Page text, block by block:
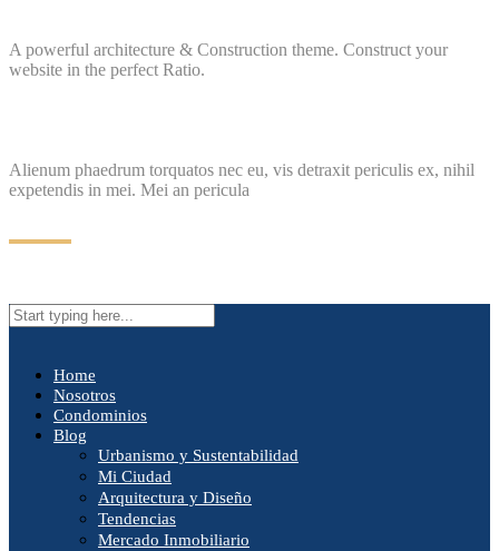
A powerful architecture & Construction theme. Construct your
website in the perfect Ratio.
Alienum phaedrum torquatos nec eu, vis detraxit periculis ex, nihil
expetendis in mei. Mei an pericula
Home
Nosotros
Condominios
Blog
Urbanismo y Sustentabilidad
Mi Ciudad
Arquitectura y Diseño
Tendencias
Mercado Inmobiliario